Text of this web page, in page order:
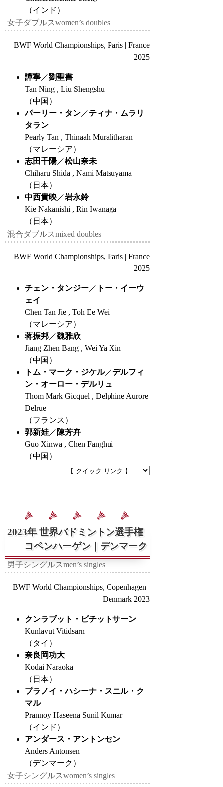
（インド）
女子ダブルスwomen’s doubles
BWF World Championships, Paris | France
2025
譚寧／劉聖書
Tan Ning , Liu Shengshu
（中国）
パーリー・タン／ティナ・ムラリ
タラン
Pearly Tan , Thinaah Muralitharan
（マレーシア）
志田千陽／松山奈未
Chiharu Shida , Nami Matsuyama
（日本）
中西貴映／岩永鈴
Kie Nakanishi , Rin Iwanaga
（日本）
混合ダブルスmixed doubles
BWF World Championships, Paris | France
2025
チェン・タンジー／ トー・イーウ
ェイ
Chen Tan Jie , Toh Ee Wei
（マレーシア）
蒋振邦／魏雅欣
Jiang Zhen Bang , Wei Ya Xin
（中国）
トム・マーク・ジケル／デルフィ
ン・オーロー・デルリュ
Thom Mark Gicquel , Delphine Aurore
Delrue
（フランス）
郭新娃／ 陳芳卉
Guo Xinwa , Chen Fanghui
（中国）
2023年 世界バドミントン選手権
コペンハーゲン｜デンマーク
男子シングルスmen’s singles
BWF World Championships, Copenhagen |
Denmark 2023
クンラブット・ビチットサーン
Kunlavut Vitidsarn
（タイ）
奈良岡功大
Kodai Naraoka
（日本）
プラノイ・ハシーナ・スニル・ク
マル
Prannoy Haseena Sunil Kumar
（インド）
アンダース・アントンセン
Anders Antonsen
（デンマーク）
女子シングルスwomen’s singles